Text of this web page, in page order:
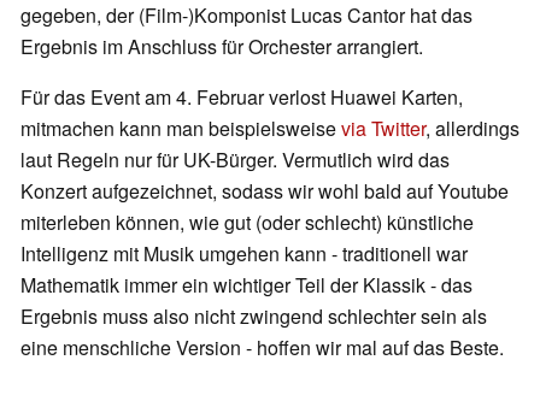
gegeben, der (Film-)Komponist Lucas Cantor hat das
Ergebnis im Anschluss für Orchester arrangiert.
Für das Event am 4. Februar verlost Huawei Karten,
mitmachen kann man beispielsweisevia Twitter, allerdings
laut Regeln nur für UK-Bürger. Vermutlich wird das
Konzert aufgezeichnet, sodass wir wohl bald auf Youtube
miterleben können, wie gut (oder schlecht) künstliche
Intelligenz mit Musik umgehen kann - traditionell war
Mathematik immer ein wichtiger Teil der Klassik - das
Ergebnis muss also nicht zwingend schlechter sein als
eine menschliche Version - hoffen wir mal auf das Beste.